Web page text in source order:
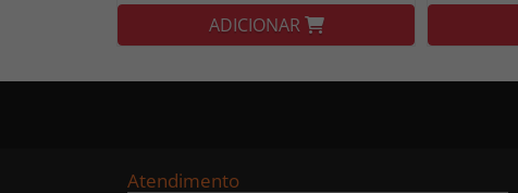
ADICIONAR
Atendimento